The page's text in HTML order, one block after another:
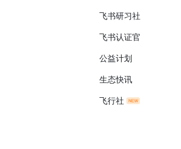
飞书研习社
飞书认证官
公益计划
生态快讯
飞行社